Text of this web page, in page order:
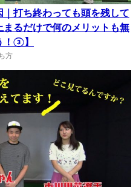
打ち終わっても頭を残して
るだけで何のメリットも無
！③】
方